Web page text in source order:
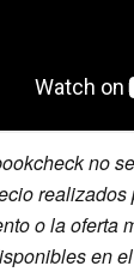
no
o la oferta
en